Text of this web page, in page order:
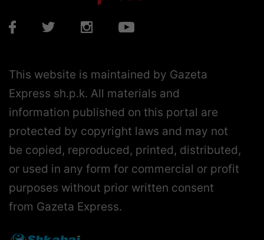
This website is maintained by Gazeta
Express sh.p.k. All materials and
information published on this portal are
protected by copyright laws and may not
be copied, reproduced, printed, distributed,
or used in any form for commercial or profit
purposes without prior written consent
from Gazeta Express.